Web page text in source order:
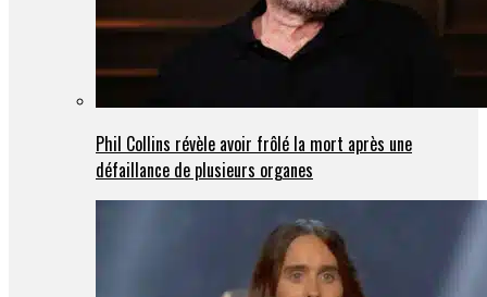
Phil Collins révèle avoir frôlé la mort après une
défaillance de plusieurs organes